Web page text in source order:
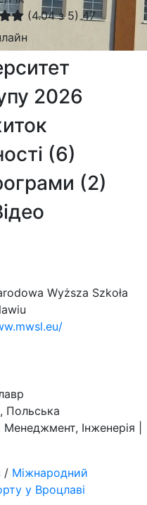
(4.04з 5) 47
2026
(6)
(2)
Wyższa Szkoła
Польська
Інженерія |
/ Міжнародний
у Вроцлаві